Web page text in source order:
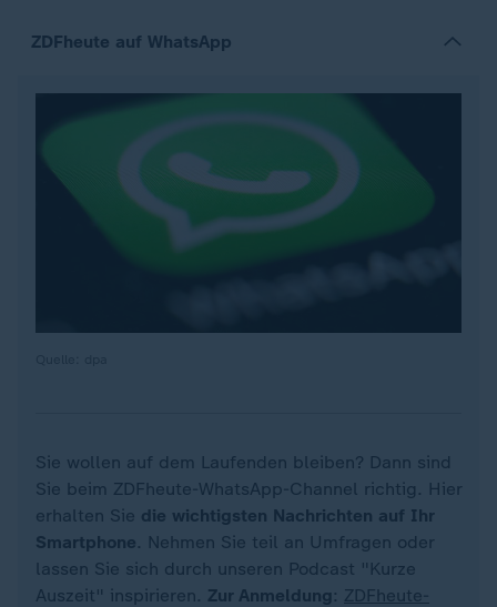
ZDFheute auf WhatsApp
Sie wollen auf dem Laufenden bleiben? Dann sind
Sie beim ZDFheute-WhatsApp-Channel richtig. Hier
erhalten Sie die wichtigsten Nachrichten auf Ihr
Smartphone. Nehmen Sie teil an Umfragen oder
lassen Sie sich durch unseren Podcast "Kurze
Auszeit" inspirieren. Zur Anmeldung : ZDFheute-